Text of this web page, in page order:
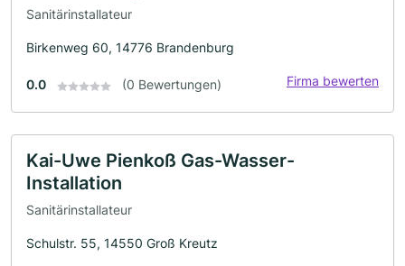
Sanitärinstallateur
Birkenweg 60, 14776 Brandenburg
0.0 (0 Bewertungen) Firma bewerten
Kai-Uwe Pienkoß Gas-Wasser-
Installation
Sanitärinstallateur
Schulstr. 55, 14550 Groß Kreutz